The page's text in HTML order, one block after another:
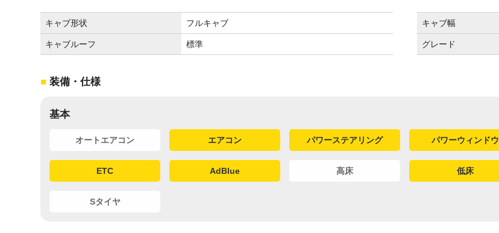
キャブ形状 フルキャブ キャブ幅
キャブルーフ 標準 グレード
装備・仕様
基本
オートエアコン エアコン パワーステアリング パワーウィンドウ
ETC AdBlue 高床 低床
Sタイヤ